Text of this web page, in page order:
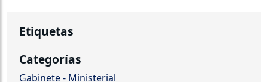
Etiquetas
Categorías
Gabinete - Ministerial